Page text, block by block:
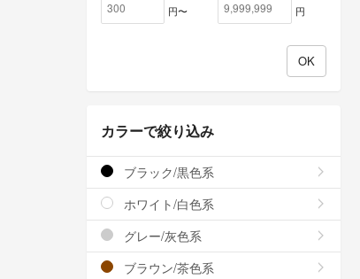
円〜 円
カラーで絞り込み
ブラック/黒色系
ホワイト/白色系
グレー/灰色系
ブラウン/茶色系